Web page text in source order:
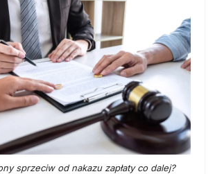
sprzeciw od nakazu zapłaty co dalej?